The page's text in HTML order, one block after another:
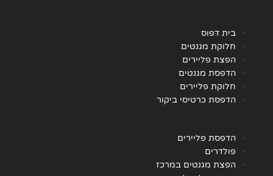
בית דפוס
חלוקת מגנטים
הפצת פליירים
הדפסת מגנטים
חלוקת פליירים
הדפסת כרטיסי ביקור
הדפסת פליירים
פולדרים
הפצת מגנטים במרכז